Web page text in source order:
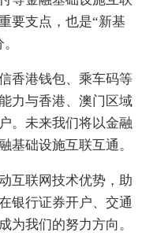
要支点，也是“新基
香港钱包、乘车码等
力与香港、澳门区域
。未来我们将以金融
基础设施互联互通。
互联网技术优势，助
银行证券开户、交通
为我们的努力方向。